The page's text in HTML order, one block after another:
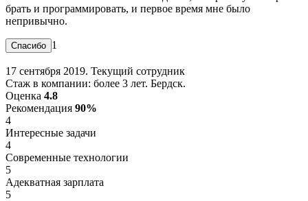
брать и программировать, и первое время мне было
непривычно.
1
17 сентября 2019. Текущий сотрудник
Стаж в компании: более 3 лет. Бердск.
Оценка 4.8
Рекомендация 90%
4
Интересные задачи
4
Современные технологии
5
Адекватная зарплата
5